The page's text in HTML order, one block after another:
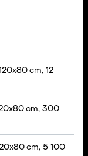
cm, 12
cm, 300
cm, 5 100